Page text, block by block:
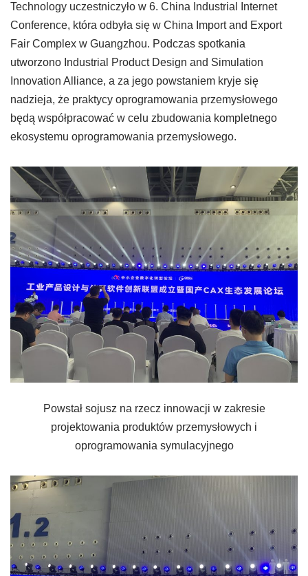
Technology uczestniczyło w 6. China Industrial Internet
Conference, która odbyła się w China Import and Export
Fair Complex w Guangzhou. Podczas spotkania
utworzono Industrial Product Design and Simulation
Innovation Alliance, a za jego powstaniem kryje się
nadzieja, że ​​praktycy oprogramowania przemysłowego
będą współpracować w celu zbudowania kompletnego
ekosystemu oprogramowania przemysłowego.
Powstał sojusz na rzecz innowacji w zakresie
projektowania produktów przemysłowych i
oprogramowania symulacyjnego